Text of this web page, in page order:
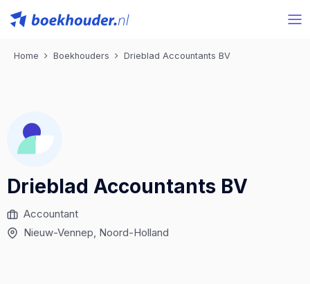
Home Boekhouders Drieblad Accountants BV
Drieblad Accountants BV
Accountant
Nieuw-Vennep, Noord-Holland